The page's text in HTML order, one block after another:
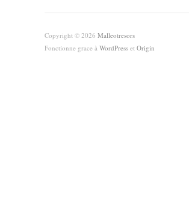
Copyright © 2026 Malleotresors
Fonctionne grace à WordPress et Origin